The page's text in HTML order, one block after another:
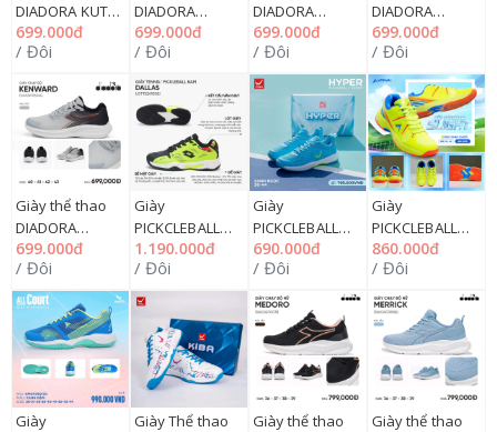
DIADORA KUTA2
36=>39
DIARU240105PINK,
294GW
699.000đ
/ Đôi
DIADORA
KOMIKA 36=>39
DIARU240403GREEN,
294GW
699.000đ
/ Đôi
DIADORA
KANKEN 40=>43
DIAX24F0403NAVY,
294GM
699.000đ
/ Đôi
DIADORA
KORAN 40=>43
294GM
699.000đ
/ Đôi
Giày thể thao
DIADORA
KENWARD
40=>43
DIAX24F0604GREY,
294GM
699.000đ
/ Đôi
Giày
PICKCLEBALL
DIADORA LOTTO
DALLAS 39=>44
LOTTE2410 (đa
năng : tennis,..,
294GM
1.190.000đ
/ Đôi
Giày
PICKCLEBALL
WIKA HYPER
36=>44, 163G
690.000đ
/ Đôi
Giày
PICKCLEBALL
KAIWIN SLIGHT
36=>44, 283G
860.000đ
/ Đôi
Giày
Giày Thể thao
Giày thể thao
Giày thể thao